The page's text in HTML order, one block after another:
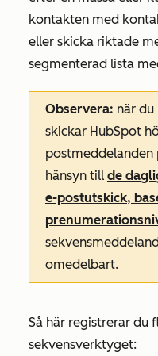
kontakten med
eller skicka riktade
segmenterad lista
Observera: när
skickar HubSpot
postmeddelanden
hänsyn till de
e-postutskick,
omedelbart.
Så här registrerar du
sekvensverktyget: